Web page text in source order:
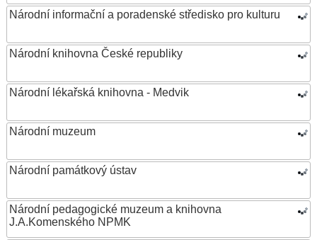
Národní informační a poradenské středisko pro kulturu
Národní knihovna České republiky
Národní lékařská knihovna - Medvik
Národní muzeum
Národní památkový ústav
Národní pedagogické muzeum a knihovna
J.A.Komenského NPMK